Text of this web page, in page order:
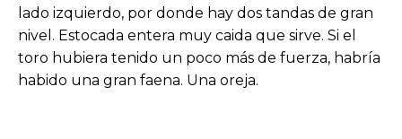
lado izquierdo, por donde hay dos tandas de gran
nivel. Estocada entera muy caida que sirve. Si el
toro hubiera tenido un poco más de fuerza, habría
habido una gran faena. Una oreja.